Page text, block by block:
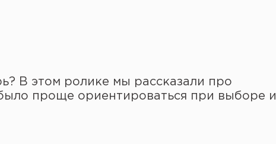
В этом ролике мы рассказали про
проще ориентироваться при выборе и